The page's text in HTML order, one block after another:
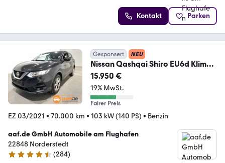
Kontakt Parken
Gesponsert NEU
Nissan Qashqai Shiro EU6d Klima
Navi PDCv+h Rückfahrkam
15.950 €
19% MwSt.
Fairer Preis
EZ 03/2021 • 70.000 km • 103 kW (140 PS) • Benzin
aaf.de GmbH Automobile am Flughafen
22848 Norderstedt
4.4 Sterne
(284)